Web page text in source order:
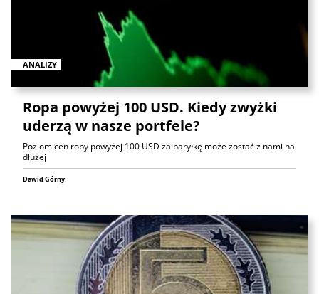
ANALIZY
Ropa powyżej 100 USD. Kiedy zwyżki
uderzą w nasze portfele?
Poziom cen ropy powyżej 100 USD za baryłkę może zostać z nami na
dłużej
Dawid Górny